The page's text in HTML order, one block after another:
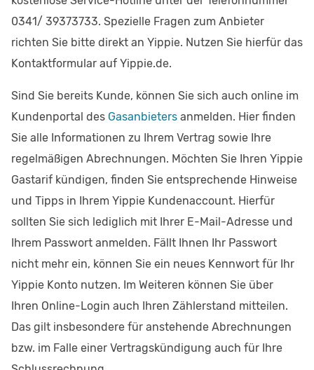
0341/ 39373733. Spezielle Fragen zum Anbieter
richten Sie bitte direkt an Yippie. Nutzen Sie hierfür das
Kontaktformular auf Yippie.de.
Sind Sie bereits Kunde, können Sie sich auch online im
Kundenportal des Gasanbieters anmelden. Hier finden
Sie alle Informationen zu Ihrem Vertrag sowie Ihre
regelmäßigen Abrechnungen. Möchten Sie Ihren Yippie
Gastarif kündigen, finden Sie entsprechende Hinweise
und Tipps in Ihrem Yippie Kundenaccount. Hierfür
sollten Sie sich lediglich mit Ihrer E-Mail-Adresse und
Ihrem Passwort anmelden. Fällt Ihnen Ihr Passwort
nicht mehr ein, können Sie ein neues Kennwort für Ihr
Yippie Konto nutzen. Im Weiteren können Sie über
Ihren Online-Login auch Ihren Zählerstand mitteilen.
Das gilt insbesondere für anstehende Abrechnungen
bzw. im Falle einer Vertragskündigung auch für Ihre